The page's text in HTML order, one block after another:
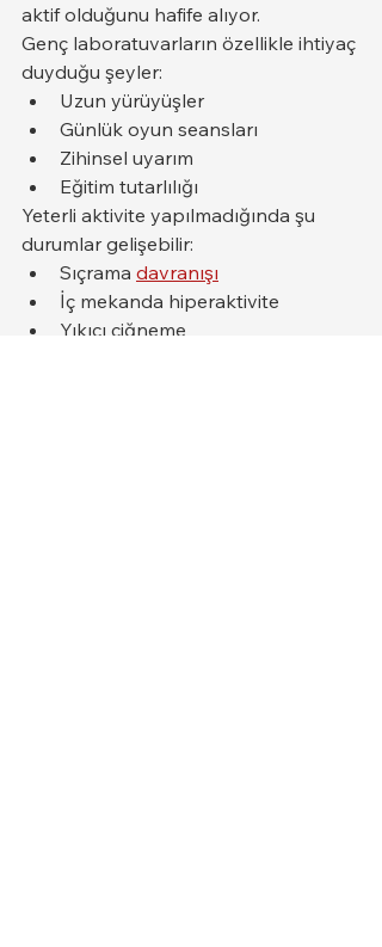
aktif olduğunu hafife alıyor.
Genç laboratuvarların özellikle ihtiyaç
duyduğu şeyler:
Uzun yürüyüşler
Günlük oyun seansları
Zihinsel uyarım
Eğitim tutarlılığı
Yeterli aktivite yapılmadığında şu
durumlar gelişebilir:
Sıçrama davranışı
İç mekanda hiperaktivite
Yıkıcı çiğneme